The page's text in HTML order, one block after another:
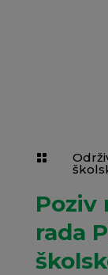

Poziv
rada